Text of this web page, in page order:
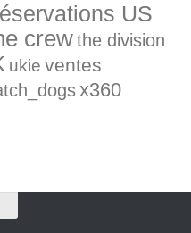
US
crewthe division
ukie ventes
x360